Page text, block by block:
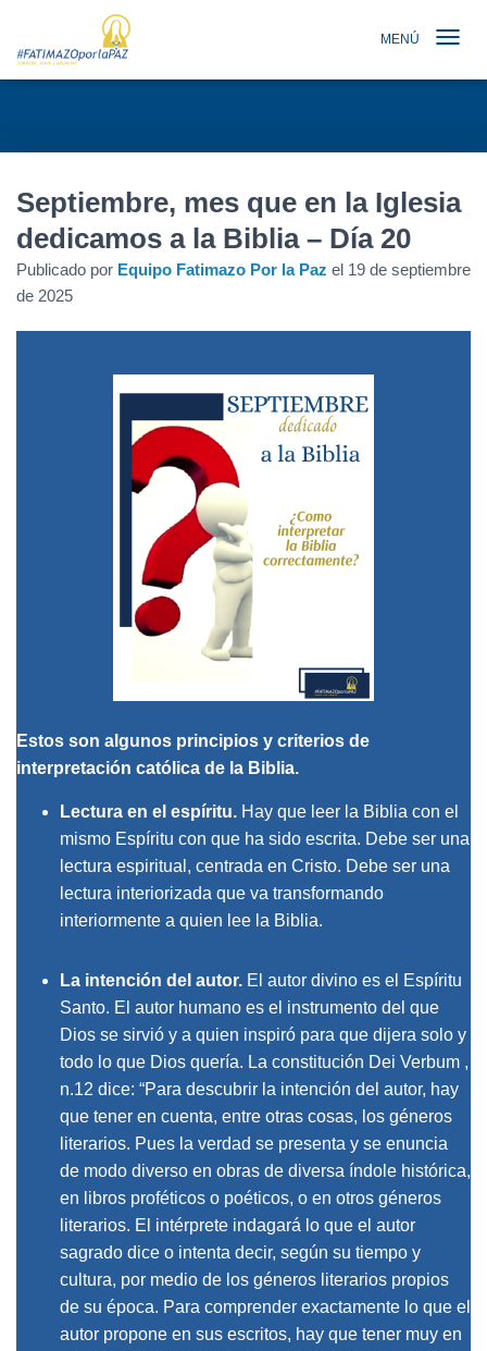
MENÚ
Septiembre, mes que en la Iglesia
dedicamos a la Biblia – Día 20
Publicado por Equipo Fatimazo Por la Paz el 19 de septiembre
de 2025
Estos son algunos principios y criterios de
interpretación católica de la Biblia.
Lectura en el espíritu. Hay que leer la Biblia con el
mismo Espíritu con que ha sido escrita. Debe ser una
lectura espiritual, centrada en Cristo. Debe ser una
lectura interiorizada que va transformando
interiormente a quien lee la Biblia.
La intención del autor. El autor divino es el Espíritu
Santo. El autor humano es el instrumento del que
Dios se sirvió y a quien inspiró para que dijera solo y
todo lo que Dios quería. La constitución Dei Verbum ,
n.12 dice: “Para descubrir la intención del autor, hay
que tener en cuenta, entre otras cosas, los géneros
literarios. Pues la verdad se presenta y se enuncia
de modo diverso en obras de diversa índole histórica,
en libros proféticos o poéticos, o en otros géneros
literarios. El intérprete indagará lo que el autor
sagrado dice o intenta decir, según su tiempo y
cultura, por medio de los géneros literarios propios
de su época. Para comprender exactamente lo que el
autor propone en sus escritos, hay que tener muy en